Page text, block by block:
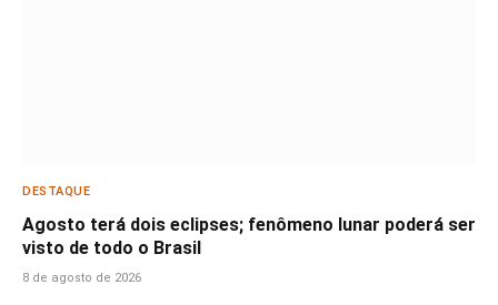
DESTAQUE
Agosto terá dois eclipses; fenômeno lunar poderá ser
visto de todo o Brasil
8 de agosto de 2026